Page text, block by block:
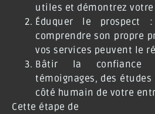
utiles et démontrez
Éduquer le prospect :
comprendre son propre
vos services peuvent le
Bâtir la confiance
témoignages, des
côté humain de votre
Cette étape de